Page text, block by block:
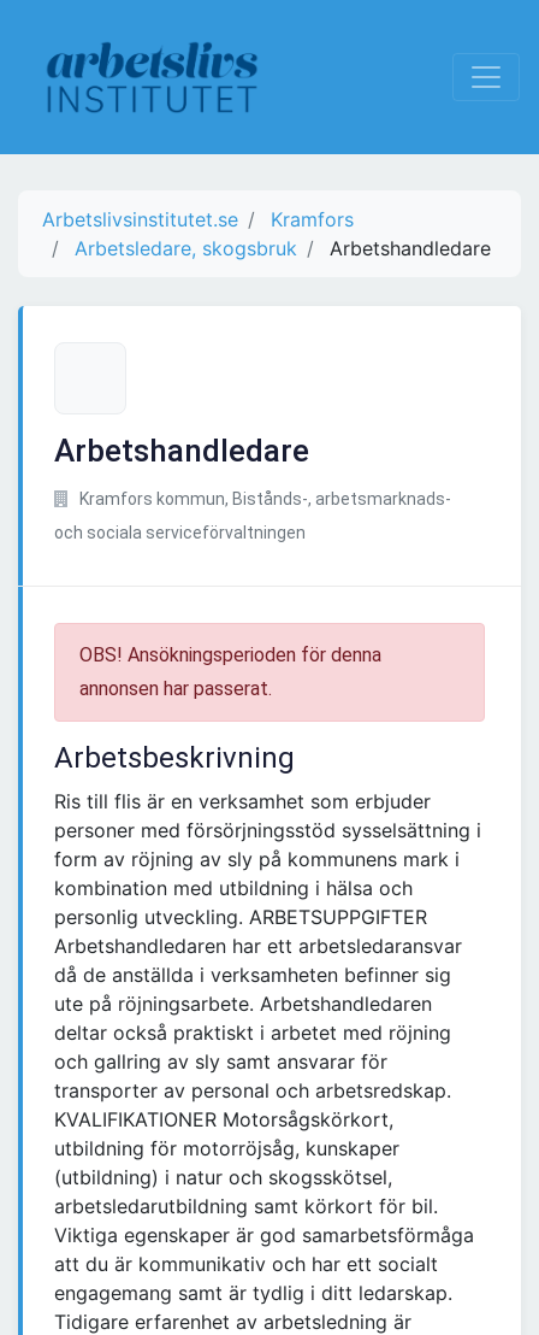
Arbetslivsinstitutet.se
Kramfors
Arbetsledare, skogsbruk
Arbetshandledare
Arbetshandledare
Kramfors kommun, Bistånds-, arbetsmarknads-
och sociala serviceförvaltningen
OBS! Ansökningsperioden för denna
annonsen har passerat.
Arbetsbeskrivning
Ris till flis är en verksamhet som erbjuder
personer med försörjningsstöd sysselsättning i
form av röjning av sly på kommunens mark i
kombination med utbildning i hälsa och
personlig utveckling. ARBETSUPPGIFTER
Arbetshandledaren har ett arbetsledaransvar
då de anställda i verksamheten befinner sig
ute på röjningsarbete. Arbetshandledaren
deltar också praktiskt i arbetet med röjning
och gallring av sly samt ansvarar för
transporter av personal och arbetsredskap.
KVALIFIKATIONER Motorsågskörkort,
utbildning för motorröjsåg, kunskaper
(utbildning) i natur och skogsskötsel,
arbetsledarutbildning samt körkort för bil.
Viktiga egenskaper är god samarbetsförmåga
att du är kommunikativ och har ett socialt
engagemang samt är tydlig i ditt ledarskap.
Tidigare erfarenhet av arbetsledning är